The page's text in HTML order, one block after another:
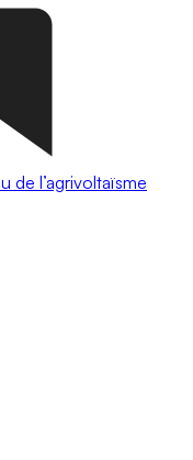
de l’agrivoltaïsme